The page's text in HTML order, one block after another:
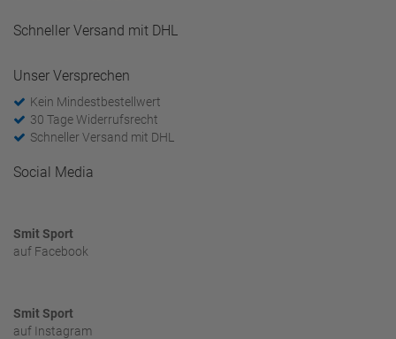
Schneller Versand mit DHL
Unser Versprechen
Kein Mindestbestellwert
30 Tage Widerrufsrecht
Schneller Versand mit DHL
Social Media
Smit Sport
auf Facebook
Smit Sport
auf Instagram